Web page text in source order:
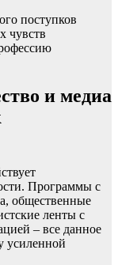
поступков
чувств
и медиа
Программы с
общественные
ленты с
– все данное
усиленной